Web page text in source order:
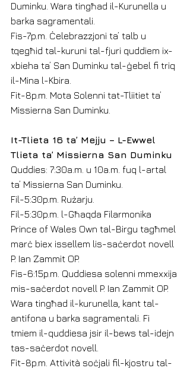
Duminku. Wara tingħad il-Kurunella u
barka sagramentali.
Fis-7p.m. Ċelebrazzjoni ta’ talb u
tqegħid tal-kuruni tal-fjuri quddiem ix-
xbieha ta’ San Duminku tal-ġebel fi triq
il-Mina l-Kbira.
Fit-8p.m. Mota Solenni tat-Tliitiet ta’
Missierna San Duminku.
It-Tlieta 16 ta’ Mejju – L-Ewwel
Tlieta ta’ Missierna San Duminku
Quddies: 7:30a.m. u 10a.m. fuq l-artal
ta’ Missierna San Duminku.
Fil-5:30p.m. Rużarju.
Fil-5:30p.m. l-Għaqda Filarmonika
Prince of Wales Own tal-Birgu tagħmel
marċ biex issellem lis-saċerdot novell
P. Ian Zammit OP.
Fis-6:15p.m. Quddiesa solenni mmexxija
mis-saċerdot novell P. Ian Zammit OP.
Wara tingħad il-kurunella, kant tal-
antifona u barka sagramentali. Fi
tmiem il-quddiesa jsir il-bews tal-idejn
tas-saċerdot novell.
Fit-8p.m. Attività soċjali fil-kjostru tal-